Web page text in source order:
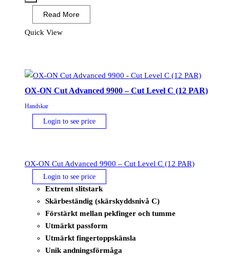
Supreme
(12
Read More
Quick View
OX-ON Cut Advanced 9900 – Cut Level C (12 PAR)
Handskar
Login to see price
OX-ON Cut Advanced 9900 – Cut Level C (12 PAR)
Login to see price
Extremt slitstark
Skärbeständig (skärskyddsnivå C)
Förstärkt mellan pekfinger och tumme
Utmärkt passform
Utmärkt fingertoppskänsla
Unik andningsförmåga